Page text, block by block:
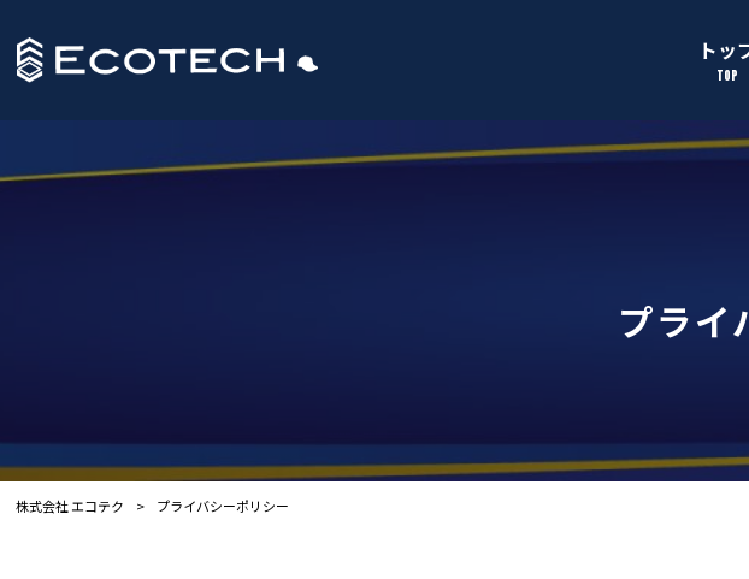
トッ
TOP
プライ
株式会社 エコテク > プライバシーポリシー